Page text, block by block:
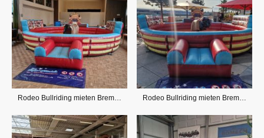
Rodeo Bullriding mieten Bremen, OHZ und Umland Rodeo Bullriding mieten Bremen, OHZ und Umland